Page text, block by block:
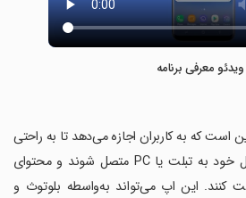
ویدئو معرفی برنامه
که به کاربران اجازه می‌دهد تا به راحتی
و به صورت بی‌سیم از موبایل خود به تبلت یا PC متصل شوند و محتوای
کنند. این اپ می‌تواند به‌واسطه بلوتوث و